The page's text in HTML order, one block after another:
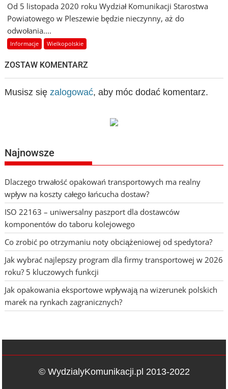
Od 5 listopada 2020 roku Wydział Komunikacji Starostwa
Powiatowego w Pleszewie będzie nieczynny, aż do
odwołania....
Informacje Wielkopolskie
ZOSTAW KOMENTARZ
Musisz się zalogować, aby móc dodać komentarz.
Najnowsze
Dlaczego trwałość opakowań transportowych ma realny
wpływ na koszty całego łańcucha dostaw?
ISO 22163 – uniwersalny paszport dla dostawców
komponentów do taboru kolejowego
Co zrobić po otrzymaniu noty obciążeniowej od spedytora?
Jak wybrać najlepszy program dla firmy transportowej w 2026
roku? 5 kluczowych funkcji
Jak opakowania eksportowe wpływają na wizerunek polskich
marek na rynkach zagranicznych?
© WydzialyKomunikacji.pl 2013-2022